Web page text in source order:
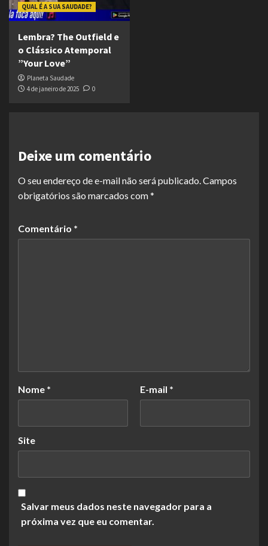
QUAL É A SUA SAUDADE?
Lembra? The Outfield e
o Clássico Atemporal
”Your Love”
Planeta Saudade
4 de janeiro de 2025
0
Deixe um comentário
O seu endereço de e-mail não será publicado.Campos
obrigatórios são marcados com*
Comentário *
Nome * E-mail *
Site
Salvar meus dados neste navegador para a
próxima vez que eu comentar.